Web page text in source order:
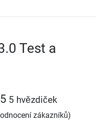
Test a
5 5 hvězdiček
zákazníků)